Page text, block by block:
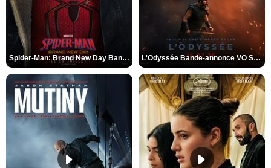
Spider-Man: Brand New Day Bande-annonce VO STFR L'Odyssée Bande-annonce VO STFR